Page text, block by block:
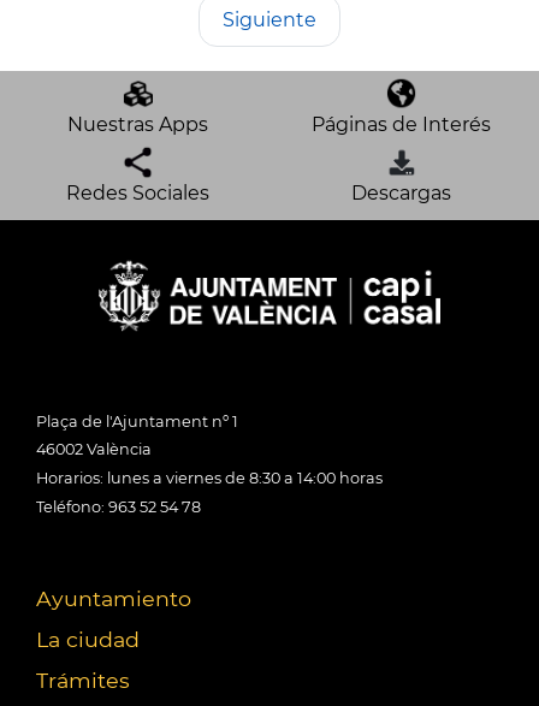
Siguiente
Nuestras Apps Páginas de Interés
Redes Sociales Descargas
Plaça de l'Ajuntament nº 1
46002 València
Horarios: lunes a viernes de 8:30 a 14:00 horas
Teléfono: 963 52 54 78
Ayuntamiento
La ciudad
Trámites